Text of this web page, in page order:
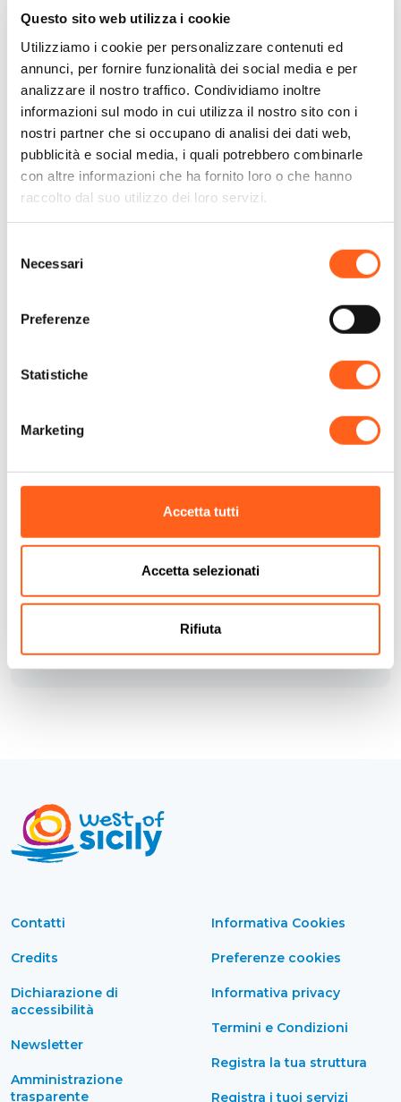
Questo sito web utilizza i cookie
Utilizziamo i cookie per personalizzare contenuti ed
annunci, per fornire funzionalità dei social media e per
analizzare il nostro traffico. Condividiamo inoltre
informazioni sul modo in cui utilizza il nostro sito con i
nostri partner che si occupano di analisi dei dati web,
pubblicità e social media, i quali potrebbero combinarle
con altre informazioni che ha fornito loro o che hanno
raccolto dal suo utilizzo dei loro servizi.
delNecessari
Preferenze
Statistiche
Marketing
Accetta tutti
Accetta selezionati
Rifiuta
Casa Kalasia
Emailkastelluzzo@gmail.com
Come arrivare
Richiedi info
persone (posti letto: un letto matrimoniale
alla francese + un divano letto
matrimoniale). Nel vano a doppia altezza è
stato ricavato il soggiorno-pranzo-cucina e
un bagno. Una scala a chiocciola conduce al
soppalco in legno (dove è il letto) e al
terrazzo. La cucina è ben fornita. All'esterno
gli ospiti potranno utilizzare la corte e il
terrazzo. Si consiglia l'uso di un'autovettura
per potersi spostare con serenità.
Contatti
Credits
Dichiarazione di
accessibilità
Newsletter
Amministrazione
trasparente
Informativa Cookies
Preferenze cookies
Informativa privacy
Termini e Condizioni
Registra la tua struttura
Registra i tuoi servizi